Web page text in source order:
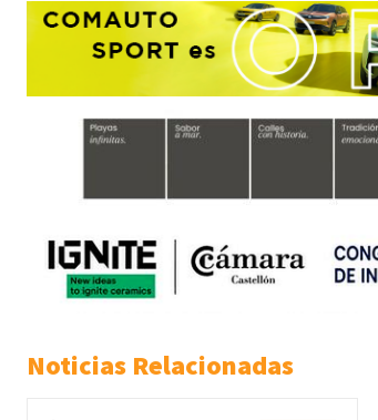
Noticias Relacionadas